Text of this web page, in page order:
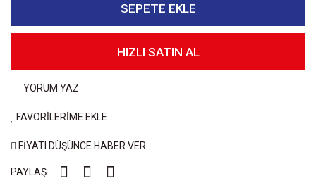
SEPETE EKLE
HIZLI SATIN AL
YORUM YAZ
FAVORİLERİME EKLE
FİYATI DÜŞÜNCE HABER VER
PAYLAŞ: